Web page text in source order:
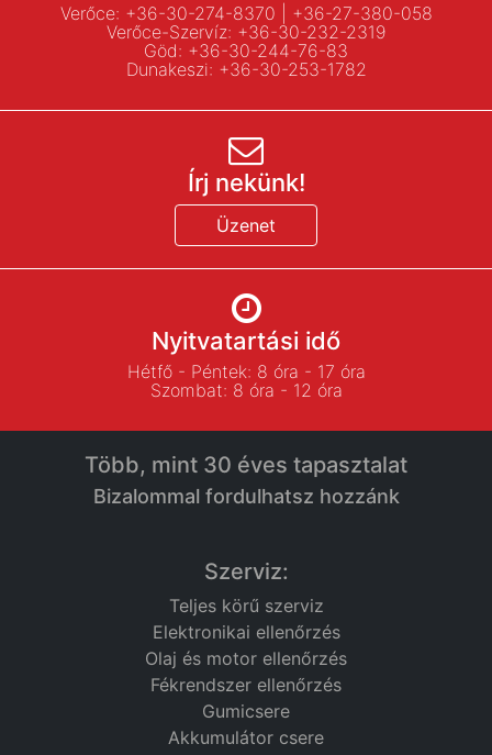
Verőce: +36-30-274-8370
+36-27-380-058
Verőce-Szervíz: +36-30-232-2319
Göd: +36-30-244-76-83
Dunakeszi: +36-30-253-1782
Írj nekünk!
Üzenet
Nyitvatartási idő
Hétfő - Péntek: 8 óra - 17 óra
Szombat: 8 óra - 12 óra
Több, mint 30 éves tapasztalat
Bizalommal fordulhatsz hozzánk
Szerviz:
Teljes körű szerviz
Elektronikai ellenőrzés
Olaj és motor ellenőrzés
Fékrendszer ellenőrzés
Gumicsere
Akkumulátor csere